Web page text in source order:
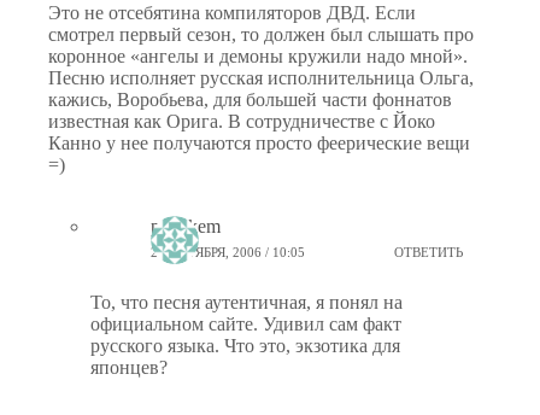
Это не отсебятина компиляторов ДВД. Если
смотрел первый сезон, то должен был слышать про
коронное «ангелы и демоны кружили надо мной».
Песню исполняет русская исполнительница Ольга,
кажись, Воробьева, для большей части фоннатов
известная как Орига. В сотрудничестве с Йоко
Канно у нее получаются просто феерические вещи
=)
ptiz_kem
23 ОКТЯБРЯ, 2006 / 10:05 ОТВЕТИТЬ
То, что песня аутентичная, я понял на
официальном сайте. Удивил сам факт
русского языка. Что это, экзотика для
японцев?